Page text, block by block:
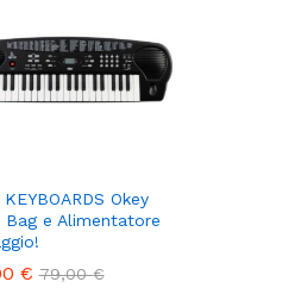
KEYBOARDS Okey
Bag e Alimentatore
€ 79,00€
€ 79,00€